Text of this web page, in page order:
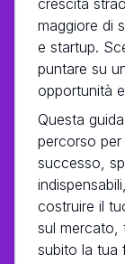
maggiore di
e startup.
puntare su
opportunità
Questa
percorso
successo,
costruire il
sul mercato,
subito la tua